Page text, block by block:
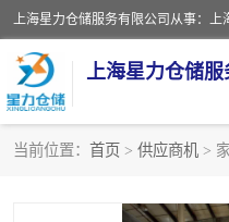
上海星力仓储
当前位置： 首页 > 供应商机 >